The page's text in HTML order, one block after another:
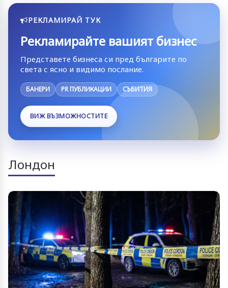
РЕКЛАМИРАЙ ТУК
Рекламирайте вашият бизнес
Представете бизнеса си пред българите по
света с ясно и видимо послание.
БАНЕРИ PR ПУБЛИКАЦИИ СЪБИТИЯ
ВИЖ ВЪЗМОЖНОСТИТЕ
Лондон